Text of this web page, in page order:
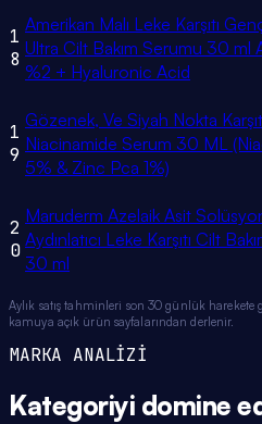
1
8
Amerikan Malı Leke Karşıtı
Ultra Cilt Bakım Serumu 30 ml
%2 + Hyaluronic Acid
1
9
Gözenek, Ve Siyah Nokta
Niacinamide Serum 30 ML
5% & Zinc Pca 1%)
2
0
Maruderm Azelaik Asit
Aydınlatıcı Leke Karşıtı Cilt
30 ml
Aylık satış tahminleri son 30 günlük harekete
kamuya açık ürün sayfalarından derlenir.
MARKA ANALİZİ
Kategoriyi domine